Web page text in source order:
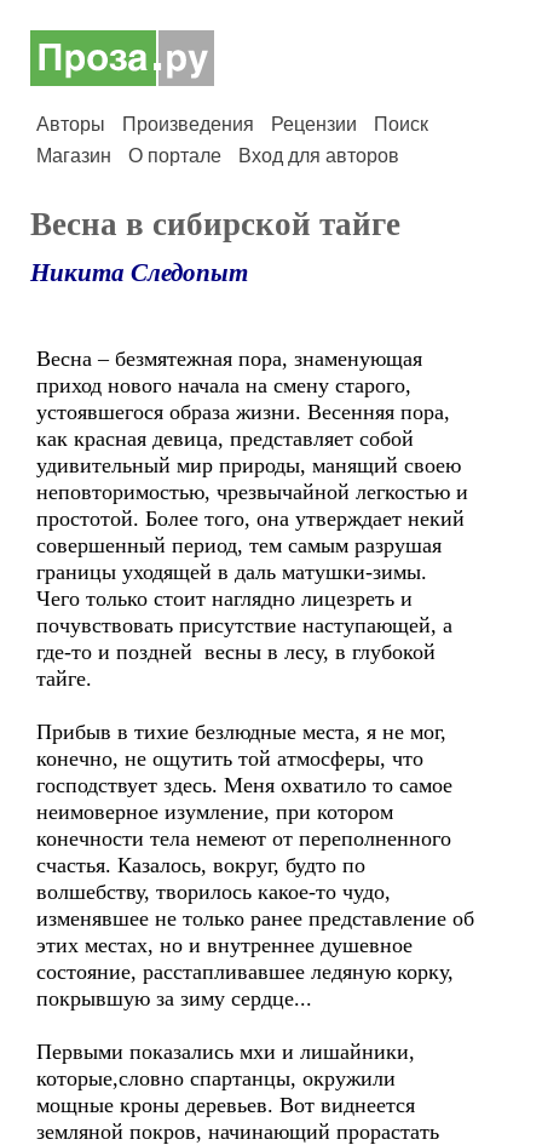
Авторы Произведения Рецензии
Поиск
Магазин
О портале Вход для авторов
Весна в сибирской тайге
Никита Следопыт
Весна – безмятежная пора, знаменующая
приход нового начала на смену старого,
устоявшегося образа жизни. Весенняя пора,
как красная девица, представляет собой
удивительный мир природы, манящий своею
неповторимостью, чрезвычайной легкостью и
простотой. Более того, она утверждает некий
совершенный период, тем самым разрушая
границы уходящей в даль матушки-зимы.
Чего только стоит наглядно лицезреть и
почувствовать присутствие наступающей, а
где-то и поздней весны в лесу, в глубокой
тайге.
Прибыв в тихие безлюдные места, я не мог,
конечно, не ощутить той атмосферы, что
господствует здесь. Меня охватило то самое
неимоверное изумление, при котором
конечности тела немеют от переполненного
счастья. Казалось, вокруг, будто по
волшебству, творилось какое-то чудо,
изменявшее не только ранее представление об
этих местах, но и внутреннее душевное
состояние, расстапливавшее ледяную корку,
покрывшую за зиму сердце...
Первыми показались мхи и лишайники,
которые,словно спартанцы, окружили
мощные кроны деревьев. Вот виднеется
земляной покров, начинающий прорастать